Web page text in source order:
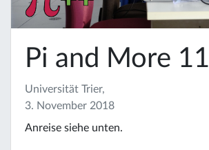
Pi and More 11
Universität Trier,
3. November 2018
Anreise siehe unten.